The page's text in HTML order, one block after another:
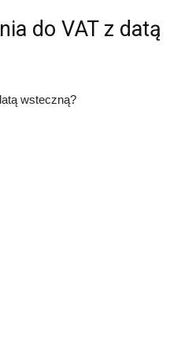
do VAT z datą
wsteczną?